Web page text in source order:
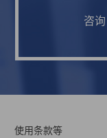
咨询
使用条款等